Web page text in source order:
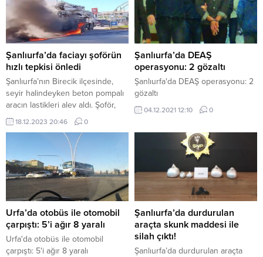
Şanlıurfa-Mardin yolu üzerinde
bulunan dönerli kavşakta
meydana geldi. Kavşaktan
dönmeye çalışan 63 AE 211 plakalı
araca yan taraftan gelen
sürücüsü ve plakası henüz
öğrenilemeyen...
kedinin imdadına İtfaiye Ekipleri
yetişti. Arabasının kaputundan
gelen seslerden şüphelenen bir
vatandaş, aracın kaputu açarak
kontrol etti. Kedi sesleri duyan
vatandaş motorun iç kısmına
sıkışan yavru...
Şanlıurfa’da faciayı şoförün
hızlı tepkisi önledi
Şanlıurfa’nın Birecik ilçesinde,
seyir halindeyken beton pompalı
aracın lastikleri alev aldı. Şoför,
aracı hızla akaryakıt depolarının
olduğu alandan uzaklaştırarak
olası bir facianın önüne geçti.
Olay, Birecik ilçesine bağlı Atatürk
Mahallesi’nde yaşandı. Beton
firmasına ait beton pompalı aracın
lastikleri seyir halindeyken henüz
bilinmeyen bir nedenle alev aldı.
Alevler hızla büyüyerek aracın...
18.12.2023 20:46 0
Şanlıurfa’da DEAŞ
operasyonu: 2 gözaltı
Şanlıurfa'da DEAŞ operasyonu: 2
gözaltı
04.12.2021 12:10 0
Urfa’da otobüs ile otomobil
çarpıştı: 5’i ağır 8 yaralı
Urfa'da otobüs ile otomobil
çarpıştı: 5'i ağır 8 yaralı
Şanlıurfa’da durdurulan
araçta skunk maddesi ile
silah çıktı!
Şanlıurfa’da durdurulan araçta